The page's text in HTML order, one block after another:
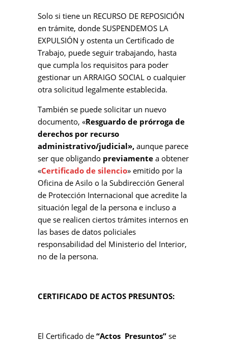
Solo si tiene un RECURSO DE REPOSICIÓN
en trámite, donde SUSPENDEMOS LA
EXPULSIÓN y ostenta un Certificado de
Trabajo, puede seguir trabajando, hasta
que cumpla los requisitos para poder
gestionar un ARRAIGO SOCIAL o cualquier
otra solicitud legalmente establecida.
También se puede solicitar un nuevo
documento, «Resguardo de prórroga de
derechos por recurso
administrativo/judicial», aunque parece
ser que obligando previamente a obtener
«Certificado de silencio» emitido por la
Oficina de Asilo o la Subdirección General
de Protección Internacional que acredite la
situación legal de la persona e incluso a
que se realicen ciertos trámites internos en
las bases de datos policiales
responsabilidad del Ministerio del Interior,
no de la persona.
CERTIFICADO DE ACTOS PRESUNTOS:
El Certificado de “Actos Presuntos” se